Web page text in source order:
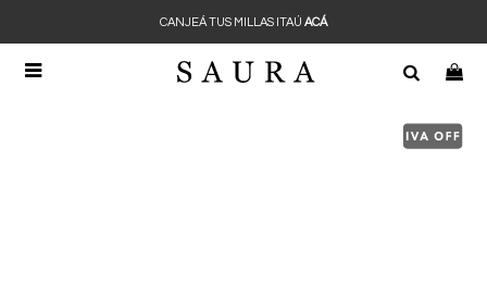

CANJEÁ TUS MILLAS ITAÚ